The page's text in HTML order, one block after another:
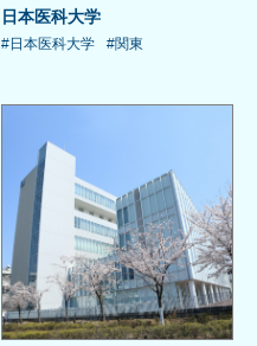
日本医科大学
#日本医科大学 #関東